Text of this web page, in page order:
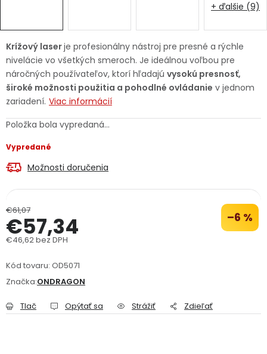
Servis náradia Hodnotenie obchodu
Doprava a platba Váš zákaznícky účet
Kontakty
Reklamačný formulár
Obchodné podmienky Reklamačný poriadok
Podmienky ochrany osobných údajov
Přihlášení
Krížový laserje profesionálny nástroj pre presné a rýchle
nivelácie vo všetkých smeroch. Je ideálnou voľbou pre
náročných používateľov, ktorí hľadajú vysokú presnosť,
široké možnosti použitia a pohodlné ovládanie v jednom
zariadení. Viac informácií
Položka bola vypredaná…
Vypredané
Možnosti doručenia
€61,07 –6 %
€57,34
€46,62 bez DPH
Kód tovaru: OD5071
Značka:ONDRAGON
Tlač Opýtať sa Strážiť Zdieľať
+ ďalšie (9)